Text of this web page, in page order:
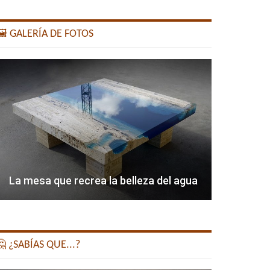
GALERÍA DE FOTOS
La mesa que recrea la belleza del agua
¿SABÍAS QUE...?